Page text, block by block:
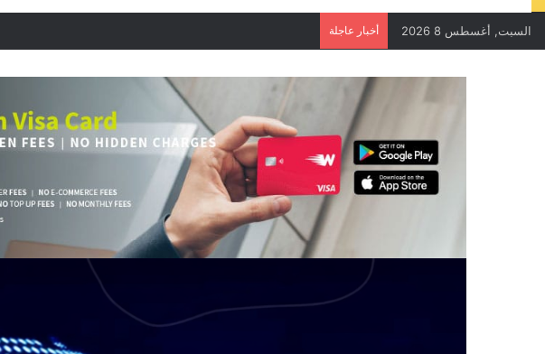
السبت, أغسطس 8 2026 أخبار عاجلة